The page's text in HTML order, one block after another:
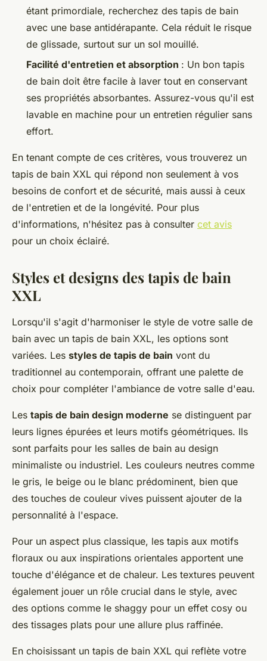
étant primordiale, recherchez des tapis de bain
avec une base antidérapante. Cela réduit le risque
de glissade, surtout sur un sol mouillé.
Facilité d'entretien et absorption : Un bon tapis
de bain doit être facile à laver tout en conservant
ses propriétés absorbantes. Assurez-vous qu'il est
lavable en machine pour un entretien régulier sans
effort.
En tenant compte de ces critères, vous trouverez un
tapis de bain XXL qui répond non seulement à vos
besoins de confort et de sécurité, mais aussi à ceux
de l'entretien et de la longévité. Pour plus
d'informations, n'hésitez pas à consulter cet avis
pour un choix éclairé.
Styles et designs des tapis de bain
XXL
Lorsqu'il s'agit d'harmoniser le style de votre salle de
bain avec un tapis de bain XXL, les options sont
variées. Les styles de tapis de bain vont du
traditionnel au contemporain, offrant une palette de
choix pour compléter l'ambiance de votre salle d'eau.
Les tapis de bain design moderne se distinguent par
leurs lignes épurées et leurs motifs géométriques. Ils
sont parfaits pour les salles de bain au design
minimaliste ou industriel. Les couleurs neutres comme
le gris, le beige ou le blanc prédominent, bien que
des touches de couleur vives puissent ajouter de la
personnalité à l'espace.
Pour un aspect plus classique, les tapis aux motifs
floraux ou aux inspirations orientales apportent une
touche d'élégance et de chaleur. Les textures peuvent
également jouer un rôle crucial dans le style, avec
des options comme le shaggy pour un effet cosy ou
des tissages plats pour une allure plus raffinée.
En choisissant un tapis de bain XXL qui reflète votre